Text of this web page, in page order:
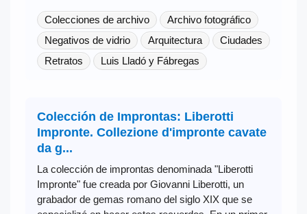
Colecciones de archivo
Archivo fotográfico
Negativos de vidrio
Arquitectura
Ciudades
Retratos
Luis Lladó y Fábregas
Colección de Improntas: Liberotti
Impronte. Collezione d'impronte cavate
da g...
La colección de improntas denominada "Liberotti
Impronte" fue creada por Giovanni Liberotti, un
grabador de gemas romano del siglo XIX que se